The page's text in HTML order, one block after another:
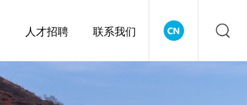
人才招聘 联系我们